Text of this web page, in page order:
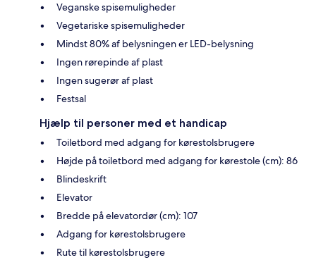
Veganske spisemuligheder
Vegetariske spisemuligheder
Mindst 80% af belysningen er LED-belysning
Ingen rørepinde af plast
Ingen sugerør af plast
Festsal
Hjælp til personer med et handicap
Toiletbord med adgang for kørestolsbrugere
Højde på toiletbord med adgang for kørestole (cm): 86
Blindeskrift
Elevator
Bredde på elevatordør (cm): 107
Adgang for kørestolsbrugere
Rute til kørestolsbrugere